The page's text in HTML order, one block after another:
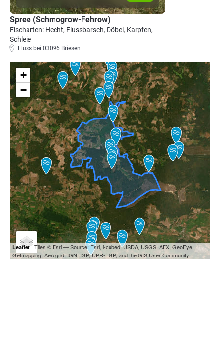
Spree (Schmogrow-Fehrow)
Fischarten: Hecht, Flussbarsch, Döbel, Karpfen,
Schleie
Fluss bei 03096 Briesen
+
−
Leaflet| Tiles © Esri — Source: Esri, i-cubed, USDA, USGS, AEX, GeoEye,
Getmapping, Aerogrid, IGN, IGP, UPR-EGP, and the GIS User Community